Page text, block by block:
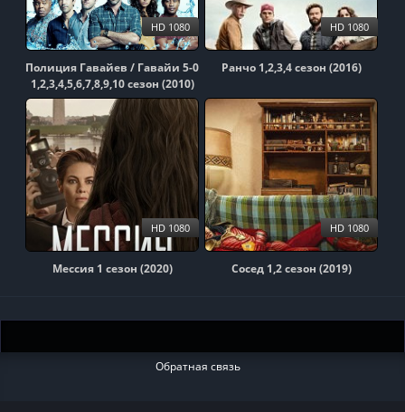
Полиция Гавайев / Гавайи 5-0
1,2,3,4,5,6,7,8,9,10 сезон (2010)
HD 1080
Ранчо 1,2,3,4 сезон (2016)
HD 1080
Мессия 1 сезон (2020)
HD 1080
Сосед 1,2 сезон (2019)
HD 1080
Обратная связь